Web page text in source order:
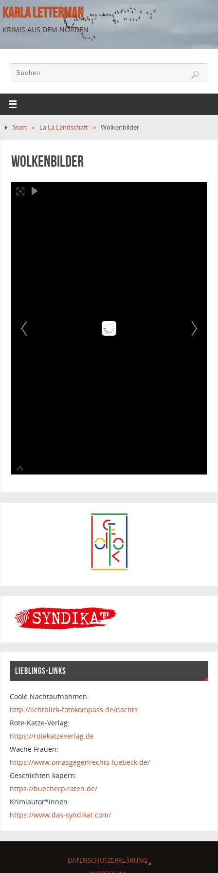
KARLA LETTERMAN
KRIMIS AUS DEM NORDEN
Start » La La Landschaft » Wolkenbilder
Wolkenbilder
LIEBLINGS-LINKS
Coole Nachtaufnahmen:
http://lichtblick-fotokompass.de/nachts
Rote-Katze-Verlag:
https://rotekatzeverlag.de
Wache Frauen:
https://www.omasgegenrechts-luebeck.de/
Geschichten kapern:
https://buecherpiraten.de/
Krimiautor*innen:
https://www.das-syndikat.com/
DATENSCHUTZERKLÄRUNG